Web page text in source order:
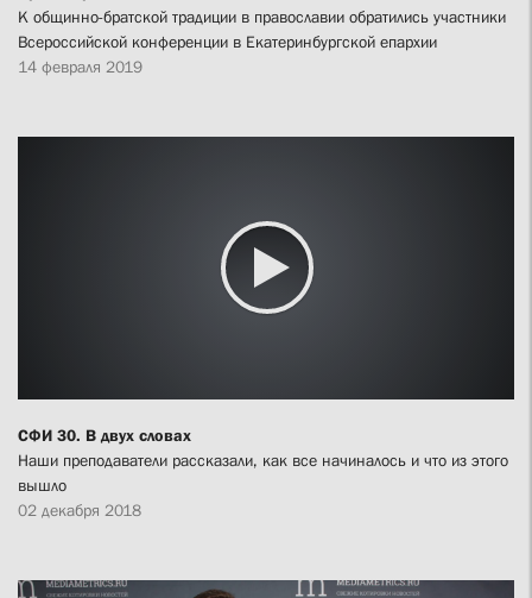
К общинно-братской традиции в православии обратились участники
Всероссийской конференции в Екатеринбургской епархии
14 февраля 2019
СФИ 30. В двух словах
Наши преподаватели рассказали, как все начиналось и что из этого
вышло
02 декабря 2018